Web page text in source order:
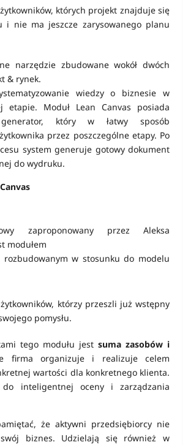
których projekt znajduje się
i nie ma jeszcze zarysowanego planu
narzędzie zbudowane wokół dwóch
& rynek.
wiedzy o biznesie w
etapie. Moduł Lean Canvas posiada
generator, który w łatwy sposób
przez poszczególne etapy. Po
system generuje gotowy dokument
do wydruku.
zaproponowany przez Aleksa
modułem
w stosunku do modelu
którzy przeszli już wstępny
pomysłu.
tego modułu jest suma zasobów i
firma organizuje i realizuje celem
wartości dla konkretnego klienta.
do inteligentnej oceny i zarządzania
że aktywni przedsiębiorcy nie
biznes. Udzielają się również w